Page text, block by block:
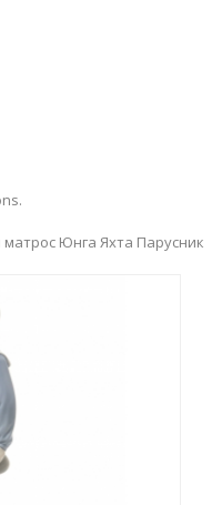
Юнга Яхта Парусник